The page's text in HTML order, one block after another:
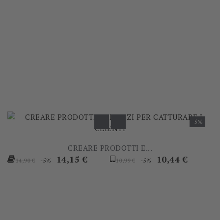
-5%
CREARE PRODOTTI E...
Prezzo
14,90 € -5% Prezzo
14,15 €
Prezzo
10,99 € -5% Prezzo
10,44 €